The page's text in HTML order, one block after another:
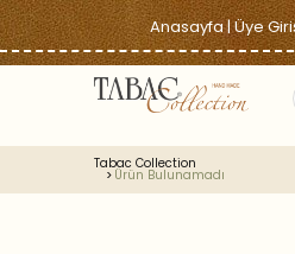
Anasayfa|Üye
Tabac Collection
Ürün Bulunamadı